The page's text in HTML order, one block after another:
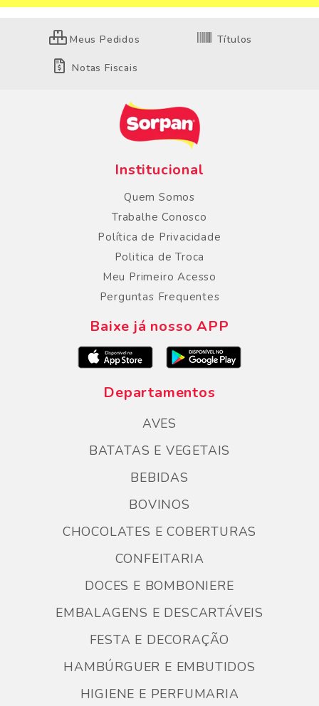
Meus Pedidos Títulos
Notas Fiscais
Institucional
Quem Somos
Trabalhe Conosco
Política de Privacidade
Politica de Troca
Meu Primeiro Acesso
Perguntas Frequentes
Baixe já nosso APP
Departamentos
AVES
BATATAS E VEGETAIS
BEBIDAS
BOVINOS
CHOCOLATES E COBERTURAS
CONFEITARIA
DOCES E BOMBONIERE
EMBALAGENS E DESCARTÁVEIS
FESTA E DECORAÇÃO
HAMBÚRGUER E EMBUTIDOS
HIGIENE E PERFUMARIA